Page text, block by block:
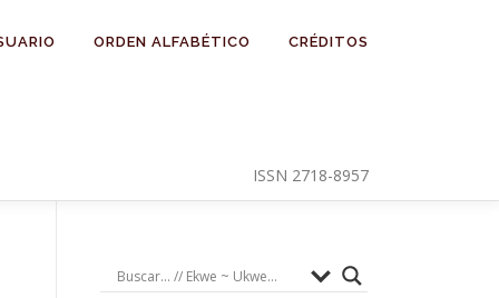
ORDEN ALFABÉTICO CRÉDITOS
ISSN 2718-8957